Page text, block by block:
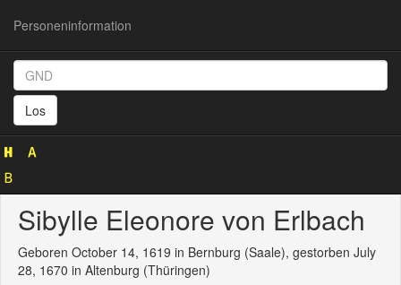
Personeninformation
Los
Personeninformation
1014173493)
Sibylle Eleonore von Erlbach
Geboren October 14, 1619 in Bernburg (Saale), gestorben July
28, 1670 in Altenburg (Thüringen)